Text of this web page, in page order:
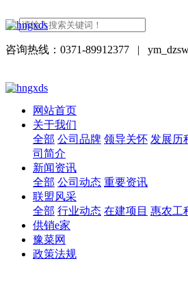
咨询热线：0371-89912377 |
网站首页
关于我们
全部 公司品牌 领导关怀 发展历
司简介
新闻资讯
全部 公司动态 重要资讯
联盟风采
全部 行业动态 在建项目 惠农工
供销e家
豫菜网
政策法规